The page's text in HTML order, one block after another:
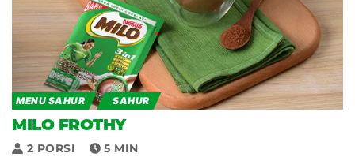
MENU SAHUR SAHUR
MILO FROTHY
2 PORSI 5 MIN